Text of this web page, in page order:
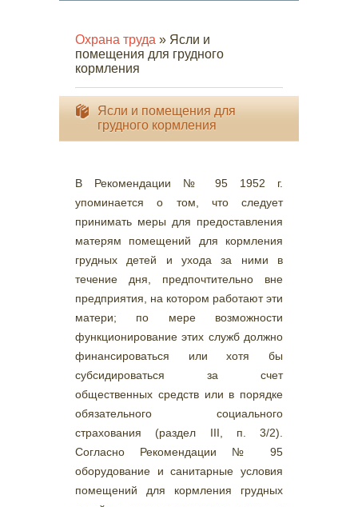
Охрана труда » Ясли и
помещения для грудного
кормления
Ясли и помещения для
грудного кормления
В Рекомендации № 95 1952 г.
упоминается о том, что следует
принимать меры для предоставления
матерям помещений для кормления
грудных детей и ухода за ними в
течение дня, предпочтительно вне
предприятия, на котором работают эти
матери; по мере возможности
функционирование этих служб должно
финансироваться или хотя бы
субсидироваться за счет
общественных средств или в порядке
обязательного социального
страхования (раздел III, п. 3/2).
Согласно Рекомендации № 95
оборудование и санитарные условия
помещений для кормления грудных